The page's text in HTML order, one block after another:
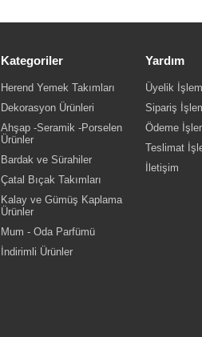
Kategoriler
Herend Yemek Takımları
Dekorasyon Ürünleri
Ahşap -Seramik -Porselen
Ürünler
Bardak ve Sürahiler
Çatal Bıçak Takımları
Kalay ve Gümüş Kaplama
Ürünler
Mum - Oda Parfümü
İndirimli Ürünler
Yardım
Üyelik
Sipariş
Ödeme
Teslimat
İletişim